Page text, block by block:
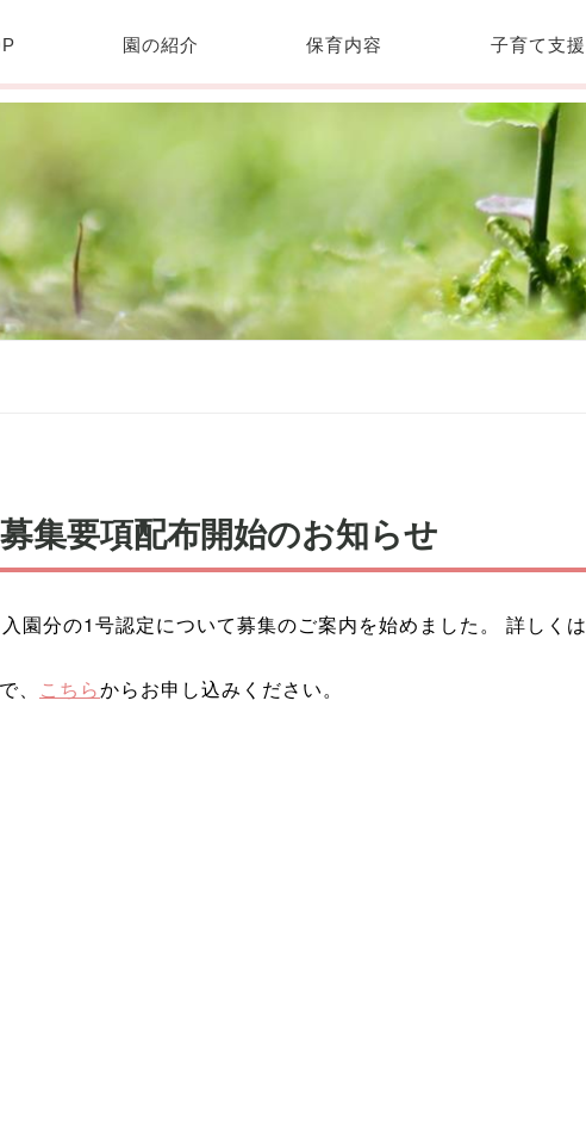
園の紹介 保育内容 子育て支援
集要項配布開始のお知らせ
園分の1号認定について募集のご案内を始めました。 詳しくは
、 こちらからお申し込みください。